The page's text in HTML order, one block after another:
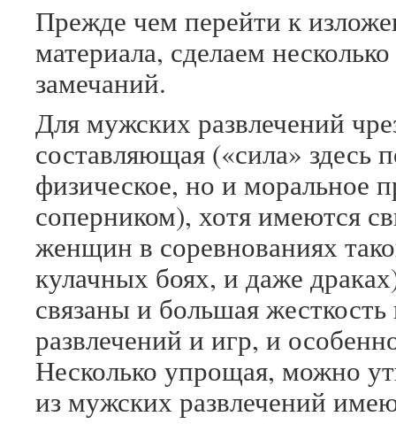
Прежде чем перейти к
материала, сделаем
замечаний.
Для мужских развлечений
составляющая («сила» здесь
физическое, но и моральное
соперником), хотя имеются
женщин в соревнованиях
кулачных боях, и даже
связаны и большая
развлечений и игр, и
Несколько упрощая, можно
из мужских развлечений